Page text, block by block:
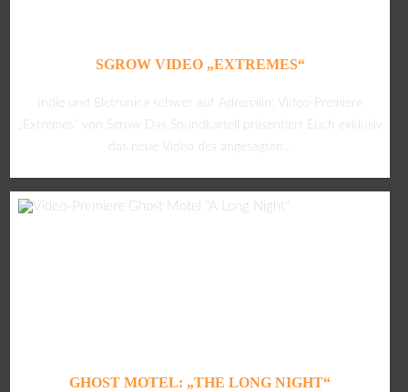
SGROW VIDEO „EXTREMES“
Indie und Eletronica schwer auf Adrenalin: Video-Premiere
„Extremes“ von Sgrow Das Soundkartell präsentiert Euch exklusiv
das neue Video des angesagten...
GHOST MOTEL: „THE LONG NIGHT“